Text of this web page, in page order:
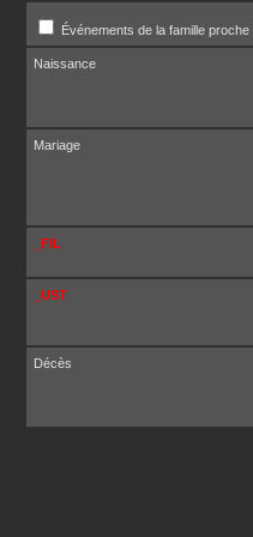
Événements de la famille proche
Naissance
Mariage
_FIL
_UST
Décès